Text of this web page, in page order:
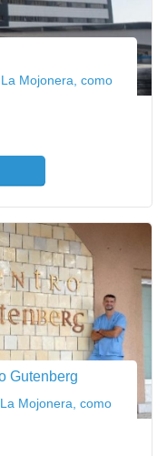
Mojonera, como
Gutenberg
Mojonera, como